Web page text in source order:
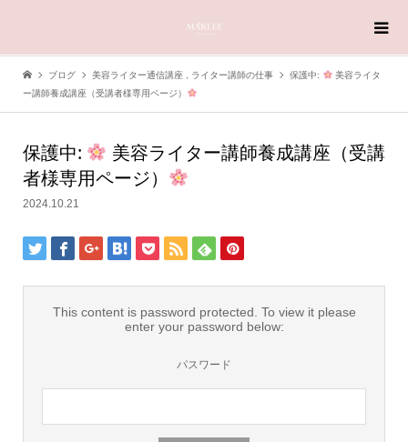
ブログ 美容ライター通信講座 ライター講師の仕事 保護中:
美容ライタ
ー講師養成講座（受講者様専用ページ）
保護中:
美容ライター講師養成講座（受講
者様専用ページ）
2024.10.21
This content is password protected. To view it please
enter your password below:
パスワード